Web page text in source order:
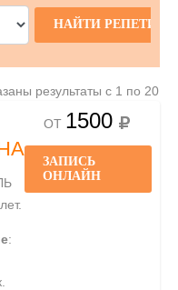
результаты с 1 по 20
:
ОТ 1500
ЗАПИСЬ
ОНЛАЙН